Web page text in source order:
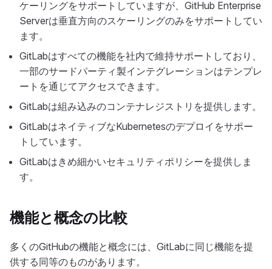
ケーリングをサポートしていますが、GitHub Enterprise
Serverは垂直方向のスケーリングのみをサポートしてい
ます。
GitLabはすべての機能を社内で維持サポートしており、
一部のサードパーティ製インテグレーションはテンプレ
ートを通じてアクセスできます。
GitLabは組み込みのコンテナレジストリを提供します。
GitLabはネイティブなKubernetesのデプロイをサポー
トしています。
GitLabはきめ細かいセキュリティポリシーを提供しま
す。
機能と概念の比較
多くのGitHubの機能と概念には、GitLabに同じ機能を提
供する同等のものがあります。